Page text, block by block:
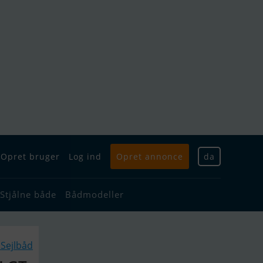
Opret bruger Log ind Opret annonce da
Stjålne både Bådmodeller